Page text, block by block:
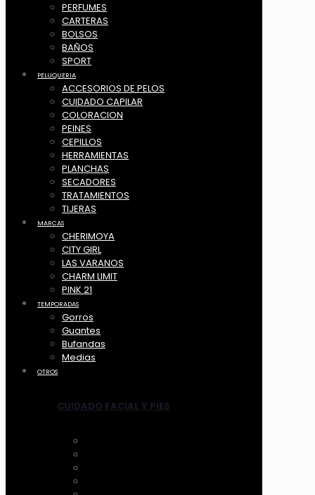
PERFUMES
CARTERAS
BOLSOS
BAÑOS
SPORT
PELUQUERIA
ACCESORIOS DE PELOS
CUIDADO CAPILAR
COLORACION
PEINES
CEPILLOS
HERRAMIENTAS
PLANCHAS
SECADORES
TRATAMIENTOS
TIJERAS
MARCAS
CHERIMOYA
CITY GIRL
LAS VARANOS
CHARM LIMIT
PINK 21
TEMPORADAS
Gorros
Guantes
Bufandas
Medias
OTROS
CUIDADO FACIAL Y PIES